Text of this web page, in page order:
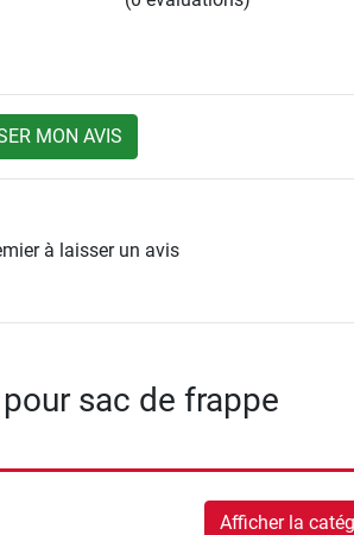
MON AVIS
à laisser un avis
sac de frappe
Afficher la